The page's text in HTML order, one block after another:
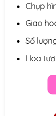
Chụp
Giao
Số
Hoa